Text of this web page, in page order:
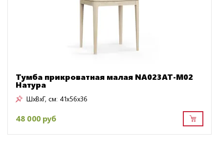
Тумба прикроватная малая NA023AT-M02
Натура
ШxВxГ, см: 41x56x36
48 000 руб